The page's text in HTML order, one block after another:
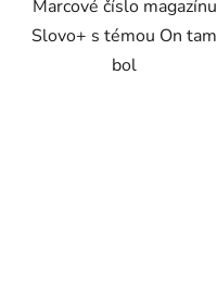
Marcové číslo magazínu
Slovo+ s témou On tam
bol